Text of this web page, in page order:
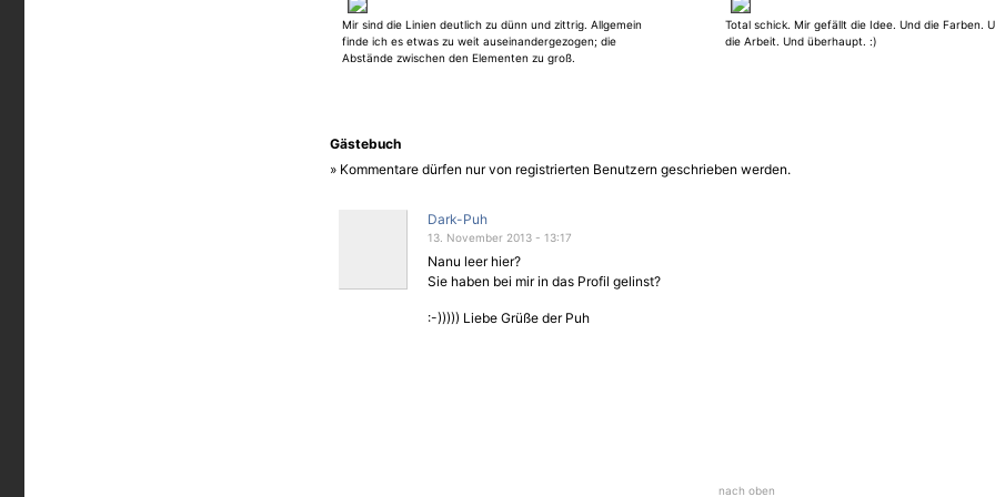
und Weise tun. "Ausmalbilder", die ausgefüllt werden
wenn jemand stirbt, sind mir dann doch irgendwie ein
klein bisschen zu makaber für meine "gute Seite". :-)
Mir sind die Linien deutlich zu dünn und zittrig. Allgemein
finde ich es etwas zu weit auseinandergezogen; die
Abstände zwischen den Elementen zu groß.
Total schick. Mir gefällt die Idee. Und die Farben.
die Arbeit. Und überhaupt. :)
Gästebuch
» Kommentare dürfen nur von registrierten Benutzern geschrieben werden.
Dark-Puh
13. November 2013 - 13:17
Nanu leer hier?
Sie haben bei mir in das Profil gelinst?
:-))))) Liebe Grüße der Puh
nach oben